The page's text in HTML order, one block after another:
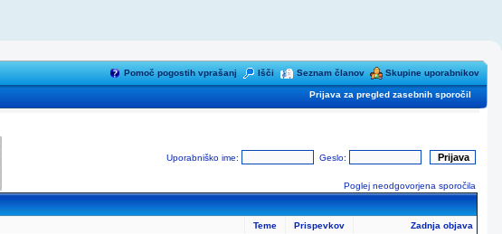
Pomoč pogostih vprašanj Išči Seznam članov Skupine uporabnikov
Prijava za pregled zasebnih sporočil
Uporabniško ime: Geslo:
Poglej neodgovorjena sporočila
Teme Prispevkov
Zadnja objava